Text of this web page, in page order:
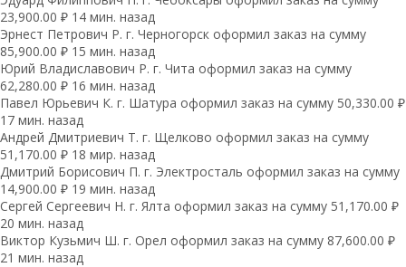
23,900.00 ₽ 14 мин. назад
Эрнест Петрович Р. г. Черногорск оформил заказ на сумму
85,900.00 ₽ 15 мин. назад
Юрий Владиславович Р. г. Чита оформил заказ на сумму
62,280.00 ₽ 16 мин. назад
Павел Юрьевич К. г. Шатура оформил заказ на сумму 50,330.00 ₽
17 мин. назад
Андрей Дмитриевич Т. г. Щелково оформил заказ на сумму
51,170.00 ₽ 18 мир. назад
Дмитрий Борисович П. г. Электросталь оформил заказ на сумму
14,900.00 ₽ 19 мин. назад
Сергей Сергеевич Н. г. Ялта оформил заказ на сумму 51,170.00 ₽
20 мин. назад
Виктор Кузьмич Ш. г. Орел оформил заказ на сумму 87,600.00 ₽
21 мин. назад